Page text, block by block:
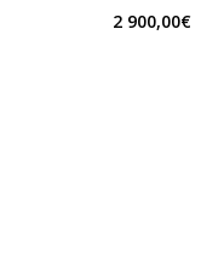
2 900,00€